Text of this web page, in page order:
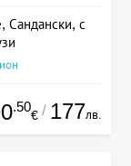
Сандански, с
.50
€ / 177лв.